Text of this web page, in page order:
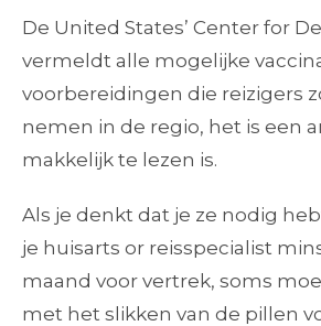
De United States’ Center for
vermeldt alle mogelijke
voorbereidingen die reizigers
nemen in de regio, het is een
makkelijk te lezen is.
Als je denkt dat je ze nodig
je huisarts or reisspecialist
maand voor vertrek, soms
met het slikken van de pillen